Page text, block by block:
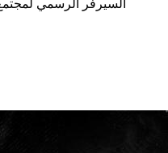
السيرفر الرسمي